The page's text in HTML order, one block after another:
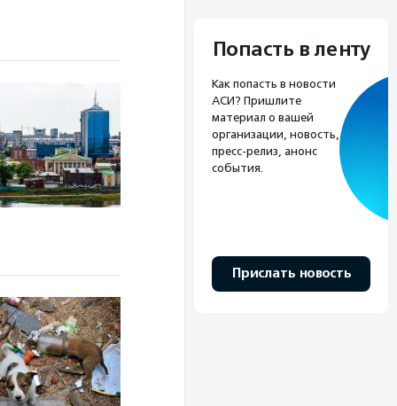
Попасть в ленту
Как попасть в новости
АСИ? Пришлите
материал о вашей
организации, новость,
пресс-релиз, анонс
события.
Прислать новость